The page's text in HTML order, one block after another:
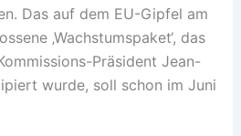
Das auf dem EU-Gipfel am
‚Wachstumspaket‘, das
Präsident Jean-
wurde, soll schon im Juni